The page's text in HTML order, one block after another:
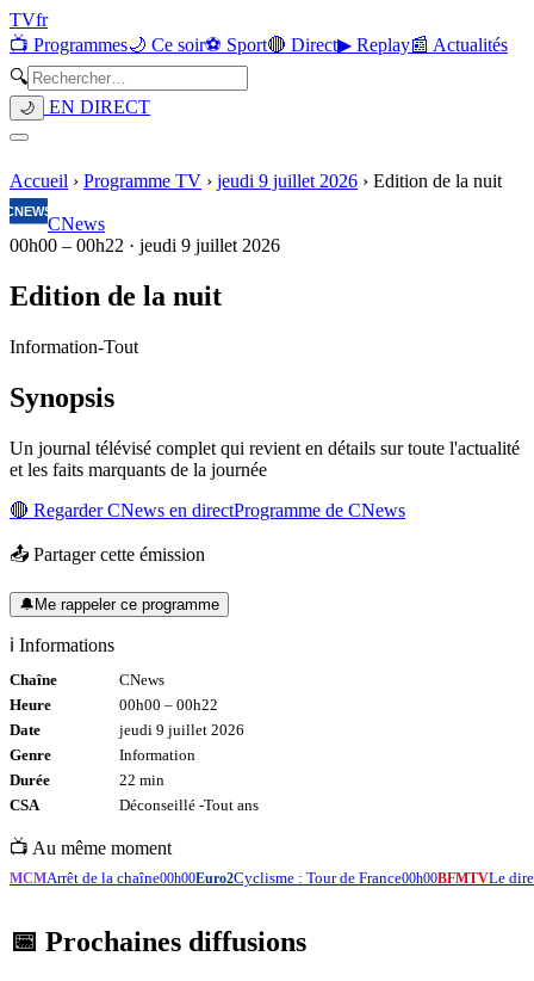
TVfr
📺 Programmes🌙 Ce soir⚽ Sport🔴 Direct▶ Replay📰 Actualités
🔍
🌙 EN DIRECT
Accueil › Programme TV › jeudi 9 juillet 2026 › Edition de la nuit
CNews
00h00 – 00h22 · jeudi 9 juillet 2026
Edition de la nuit
Information-Tout
Synopsis
Un journal télévisé complet qui revient en détails sur toute l'actualité
et les faits marquants de la journée
🔴 RegarderCNews en directProgramme de CNews
📤 Partager cette émission
🔔Me rappeler ce programme
ℹ️ Informations
Chaîne
CNews
Heure
00h00 – 00h22
Date
jeudi 9 juillet 2026
Genre
Information
Durée
22 min
CSA
Déconseillé -Tout ans
📺 Au même moment
MCMArrêt de la chaîne00h00Euro2Cyclisme : Tour de France00h00BFMTVLe
📅 Prochaines diffusions